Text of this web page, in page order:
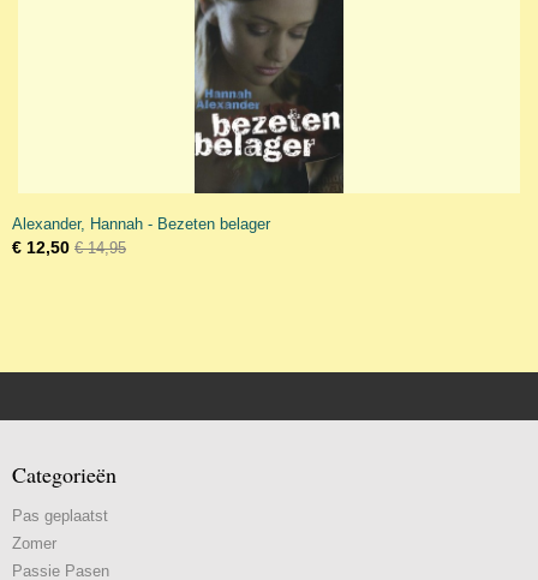
Alexander, Hannah - Bezeten belager
€ 12,50 € 14,95
Categorieën
Pas geplaatst
Zomer
Passie Pasen